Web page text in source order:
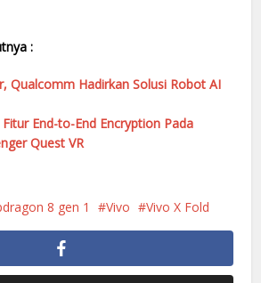
:
Qualcomm Hadirkan Solusi Robot AI
End-to-End Encryption Pada
Quest VR
8 gen 1 Vivo Vivo X Fold